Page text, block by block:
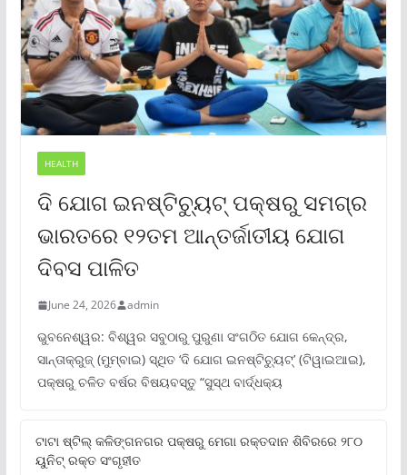
HEALTH
ଦି ଯୋଗ ଇନଷ୍ଟିଚ୍ୟୁଟ୍ ପକ୍ଷରୁ ସମଗ୍ର
ଭାରତରେ ୧୨ତମ ଆନ୍ତର୍ଜାତୀୟ ଯୋଗ
ଦିବସ ପାଳିତ
June 24, 2026 admin
ଭୁବନେଶ୍ୱର: ବିଶ୍ୱର ସବୁଠାରୁ ପୁରୁଣା ସଂଗଠିତ ଯୋଗ କେନ୍ଦ୍ର,
ସାନ୍ତାକ୍ରୁଜ୍ (ମୁମ୍ବାଇ) ସ୍ଥିତ ‘ଦି ଯୋଗ ଇନଷ୍ଟିଚ୍ୟୁଟ୍‌’ (ଟିୱାଇଆଇ),
ପକ୍ଷରୁ ଚଳିତ ବର୍ଷର ବିଷୟବସ୍ତୁ “ସୁସ୍ଥ ବାର୍ଦ୍ଧକ୍ୟ
ଟାଟା ଷ୍ଟିଲ୍‌ କଳିଙ୍ଗନଗର ପକ୍ଷରୁ ମେଗା ରକ୍ତଦାନ ଶିବିରରେ ୨୮୦
ୟୁନିଟ୍‌ ରକ୍ତ ସଂଗୃହୀତ